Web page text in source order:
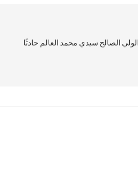
الصالح سيدي محمد العالم حادثًا